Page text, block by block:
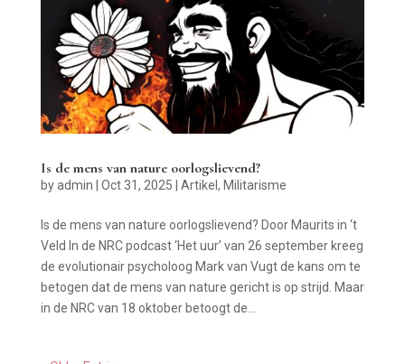
Is de mens van nature oorlogslievend?
byadmin Oct 31, 2025 Artikel , Militarisme
Is de mens van nature oorlogslievend? Door Maurits in ‘t
Veld In de NRC podcast ‘Het uur’ van 26 september kreeg
de evolutionair psycholoog Mark van Vugt de kans om te
betogen dat de mens van nature gericht is op strijd. Maar
in de NRC van 18 oktober betoogt de...